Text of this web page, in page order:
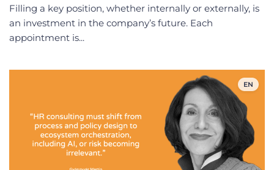
Filling a key position, whether internally or externally, is
an investment in the company’s future. Each
appointment is...
EN